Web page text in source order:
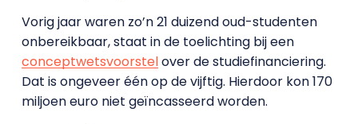
Vorig jaar waren zo’n 21 duizend oud-studenten
onbereikbaar, staat in de toelichting bij een
conceptwetsvoorstelover de studiefinanciering.
Dat is ongeveer één op de vijftig. Hierdoor kon 170
miljoen euro niet geïncasseerd worden.